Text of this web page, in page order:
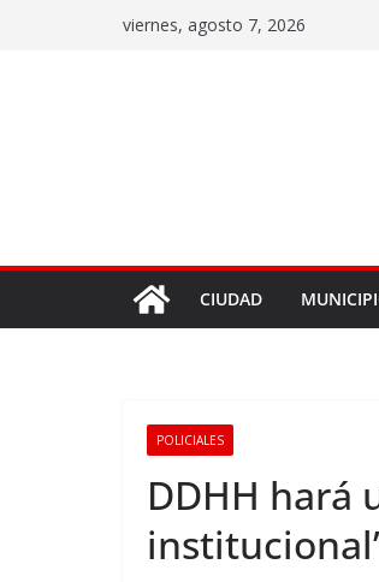
viernes, agosto 7, 2026
CIUDAD
POLICIALES
DDHH hará